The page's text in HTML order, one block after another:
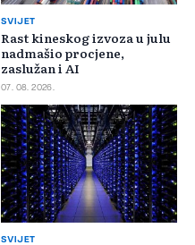
SVIJET
Rast kineskog izvoza u julu
nadmašio procjene,
zaslužan i AI
07. 08. 2026.
SVIJET